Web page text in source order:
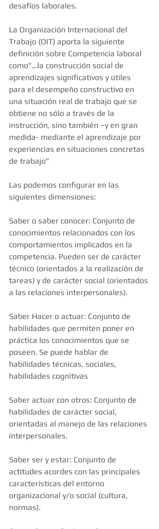
desafíos laborales.
La Organización Internacional del
Trabajo (OIT) aporta la siguiente
definición sobre Competencia laboral
como”…la construcción social de
aprendizajes significativos y útiles
para el desempeño constructivo en
una situación real de trabajo que se
obtiene no sólo a través de la
instrucción, sino también –y en gran
medida- mediante el aprendizaje por
experiencias en situaciones concretas
de trabajo”
Las podemos configurar en las
siguientes dimensiones:
Saber o saber conocer: Conjunto de
conocimientos relacionados con los
comportamientos implicados en la
competencia. Pueden ser de carácter
técnico (orientados a la realización de
tareas) y de carácter social (orientados
a las relaciones interpersonales).
Saber Hacer o actuar: Conjunto de
habilidades que permiten poner en
práctica los conocimientos que se
poseen. Se puede hablar de
habilidades técnicas, sociales,
habilidades cognitivas
Saber actuar con otros: Conjunto de
habilidades de carácter social,
orientadas al manejo de las relaciones
interpersonales.
Saber ser y estar: Conjunto de
actitudes acordes con las principales
características del entorno
organizacional y/o social (cultura,
normas).